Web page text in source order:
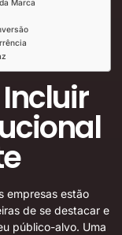
Marca
empresas estão
de se destacar e
público-alvo. Uma